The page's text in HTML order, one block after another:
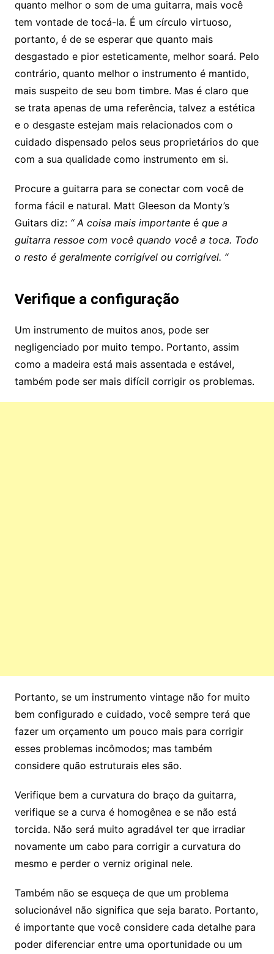
quanto melhor o som de uma guitarra, mais você
tem vontade de tocá-la. É um círculo virtuoso,
portanto, é de se esperar que quanto mais
desgastado e pior esteticamente, melhor soará. Pelo
contrário, quanto melhor o instrumento é mantido,
mais suspeito de seu bom timbre. Mas é claro que
se trata apenas de uma referência, talvez a estética
e o desgaste estejam mais relacionados com o
cuidado dispensado pelos seus proprietários do que
com a sua qualidade como instrumento em si.
Procure a guitarra para se conectar com você de
forma fácil e natural. Matt Gleeson da Monty’s
Guitars diz: “ A coisa mais importanteé que a
guitarra ressoe com você quando você a toca. Todo
o resto é geralmente corrigível ou corrigível. “
Verifique a configuração
Um instrumento de muitos anos, pode ser
negligenciado por muito tempo. Portanto, assim
como a madeira está mais assentada e estável,
também pode ser mais difícil corrigir os problemas.
Portanto, se um instrumento vintage não for muito
bem configurado e cuidado, você sempre terá que
fazer um orçamento um pouco mais para corrigir
esses problemas incômodos; mas também
considere quão estruturais eles são.
Verifique bem a curvatura do braço da guitarra,
verifique se a curva é homogênea e se não está
torcida. Não será muito agradável ter que irradiar
novamente um cabo para corrigir a curvatura do
mesmo e perder o verniz original nele.
Também não se esqueça de que um problema
solucionável não significa que seja barato. Portanto,
é importante que você considere cada detalhe para
poder diferenciar entre uma oportunidade ou um